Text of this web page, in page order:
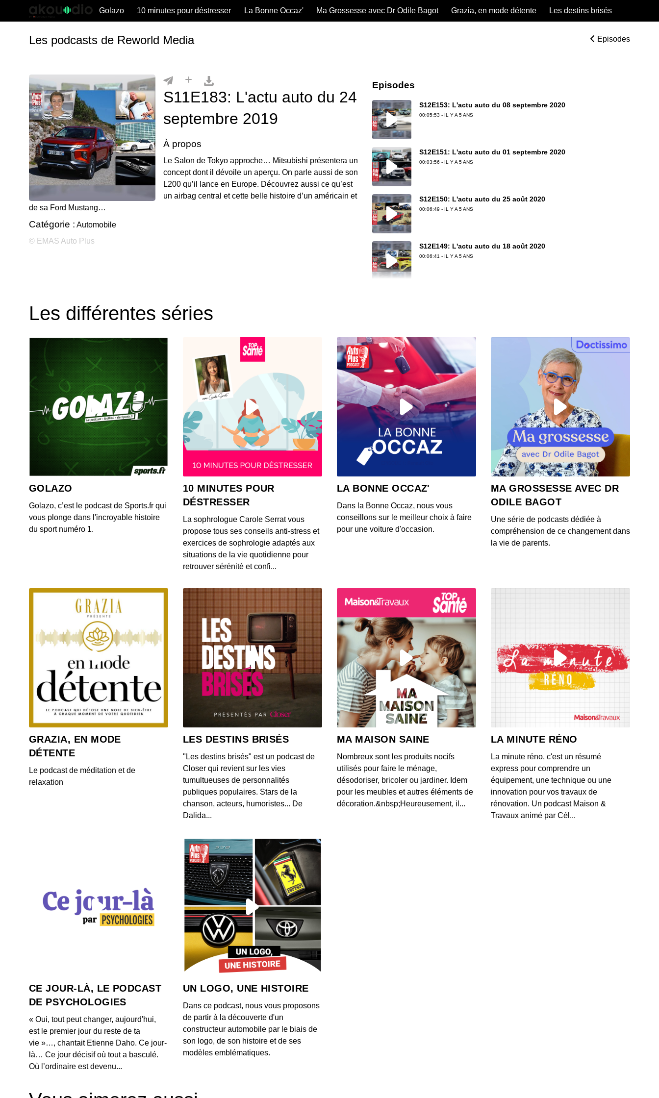
Golazo 10 minutes pour déstresser La Bonne Occaz' Ma Grossesse avec Dr Odile Bagot Grazia, en mode détente Les destins brisés
Les podcasts de Reworld Media Episodes
S11E183: L'actu auto du 24
septembre 2019
À propos
Le Salon de Tokyo approche… Mitsubishi présentera un
concept dont il dévoile un aperçu. On parle aussi de son
L200 qu’il lance en Europe. Découvrez aussi ce qu’est
un airbag central et cette belle histoire d’un américain et
de sa Ford Mustang…
Catégorie : Automobile
© EMAS Auto Plus
Episodes
S12E153: L'actu auto du 08 septembre 2020
00:05:53 - IL Y A 5 ANS
S12E151: L'actu auto du 01 septembre 2020
00:03:56 - IL Y A 5 ANS
S12E150: L'actu auto du 25 août 2020
00:06:49 - IL Y A 5 ANS
S12E149: L'actu auto du 18 août 2020
00:06:41 - IL Y A 5 ANS
S12E147: L'actu auto du 04 août 2020
00:07:33 - IL Y A 6 ANS
S12E146: L'actu auto du 28 juillet 2020
00:04:46 - IL Y A 6 ANS
S12E145: L'actu auto du 24 juillet 2020
00:03:37 - IL Y A 6 ANS
00:03:39 - IL Y A 6 ANS
S12E143: L'actu auto du 22 juillet 2020
S12E142: L'actu auto du 20 juillet 2020
S12E140: L'actu auto du 17 juillet 2020
00:04:05 - IL Y A 6 ANS
S12E139: L'actu auto du 16 juillet 2020
00:03:46 - IL Y A 6 ANS
00:03:40 - IL Y A 6 ANS
S12E137: L'actu auto du 13 juillet 2020
Les différentes séries
GOLAZO
Golazo, c’est le podcast de Sports.fr qui
vous plonge dans l'incroyable histoire
du sport numéro 1.
10 MINUTES POUR
DÉSTRESSER
La sophrologue Carole Serrat vous
propose tous ses conseils anti-stress et
exercices de sophrologie adaptés aux
situations de la vie quotidienne pour
retrouver sérénité et confi...
LA BONNE OCCAZ'
Dans la Bonne Occaz, nous vous
conseillons sur le meilleur choix à faire
pour une voiture d'occasion.
MA GROSSESSE AVEC DR
ODILE BAGOT
Une série de podcasts dédiée à
compréhension de ce changement dans
la vie de parents.
GRAZIA, EN MODE
DÉTENTE
Le podcast de méditation et de
relaxation
LES DESTINS BRISÉS
"Les destins brisés" est un podcast de
Closer qui revient sur les vies
tumultueuses de personnalités
publiques populaires. Stars de la
chanson, acteurs, humoristes... De
Dalida...
MA MAISON SAINE
Nombreux sont les produits nocifs
utilisés pour faire le ménage,
désodoriser, bricoler ou jardiner. Idem
pour les meubles et autres éléments de
décoration.&nbsp;Heureusement, il...
LA MINUTE RÉNO
La minute réno, c'est un résumé
express pour comprendre un
équipement, une technique ou une
innovation pour vos travaux de
rénovation. Un podcast Maison &
Travaux animé par Cél...
CE JOUR-LÀ, LE PODCAST
DE PSYCHOLOGIES
« Oui, tout peut changer, aujourd'hui,
est le premier jour du reste de ta
vie »…, chantait Etienne Daho. Ce jour-
là… Ce jour décisif où tout a basculé.
Où l’ordinaire est devenu...
UN LOGO, UNE HISTOIRE
Dans ce podcast, nous vous proposons
de partir à la découverte d'un
constructeur automobile par le biais de
son logo, de son histoire et de ses
modèles emblématiques.